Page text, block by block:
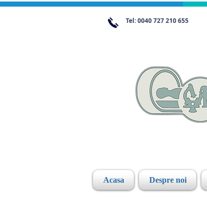
Tel: 0040 727 210 655
Acasa Despre noi